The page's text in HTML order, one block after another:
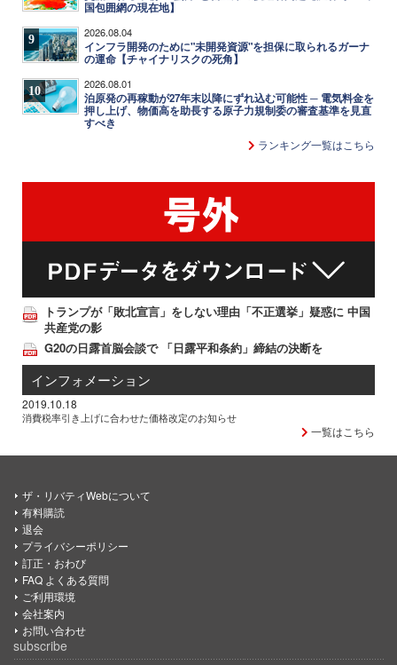
国包囲網の現在地】
9 2026.08.04
インフラ開発のために"未開発資源"を担保に取られるガーナ
の運命【チャイナリスクの死角】
10 2026.08.01
泊原発の再稼動が27年末以降にずれ込む可能性 ─ 電気料金を
押し上げ、物価高を助長する原子力規制委の審査基準を見直
すべき
ランキング一覧はこちら
トランプが「敗北宣言」をしない理由「不正選挙」疑惑に 中国
共産党の影
G20の日露首脳会談で 「日露平和条約」締結の決断を
インフォメーション
2019.10.18
消費税率引き上げに合わせた価格改定のお知らせ
一覧はこちら
ザ・リバティWebについて
有料購読
退会
プライバシーポリシー
訂正・おわび
FAQ よくある質問
ご利用環境
会社案内
お問い合わせ
subscribe